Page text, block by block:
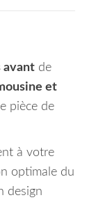
avant de
et
pièce de
à votre
optimale du
design